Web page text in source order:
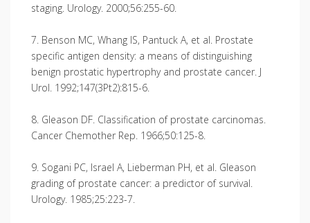
staging. Urology. 2000;56:255-60.
7. Benson MC, Whang IS, Pantuck A, et al. Prostate
specific antigen density: a means of distinguishing
benign prostatic hypertrophy and prostate cancer. J
Urol. 1992;147(3Pt2):815-6.
8. Gleason DF. Classification of prostate carcinomas.
Cancer Chemother Rep. 1966;50:125-8.
9. Sogani PC, Israel A, Lieberman PH, et al. Gleason
grading of prostate cancer: a predictor of survival.
Urology. 1985;25:223-7.